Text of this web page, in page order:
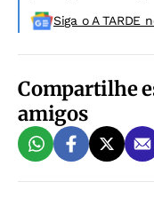
Siga o A TARDE
Compartilhe
amigos